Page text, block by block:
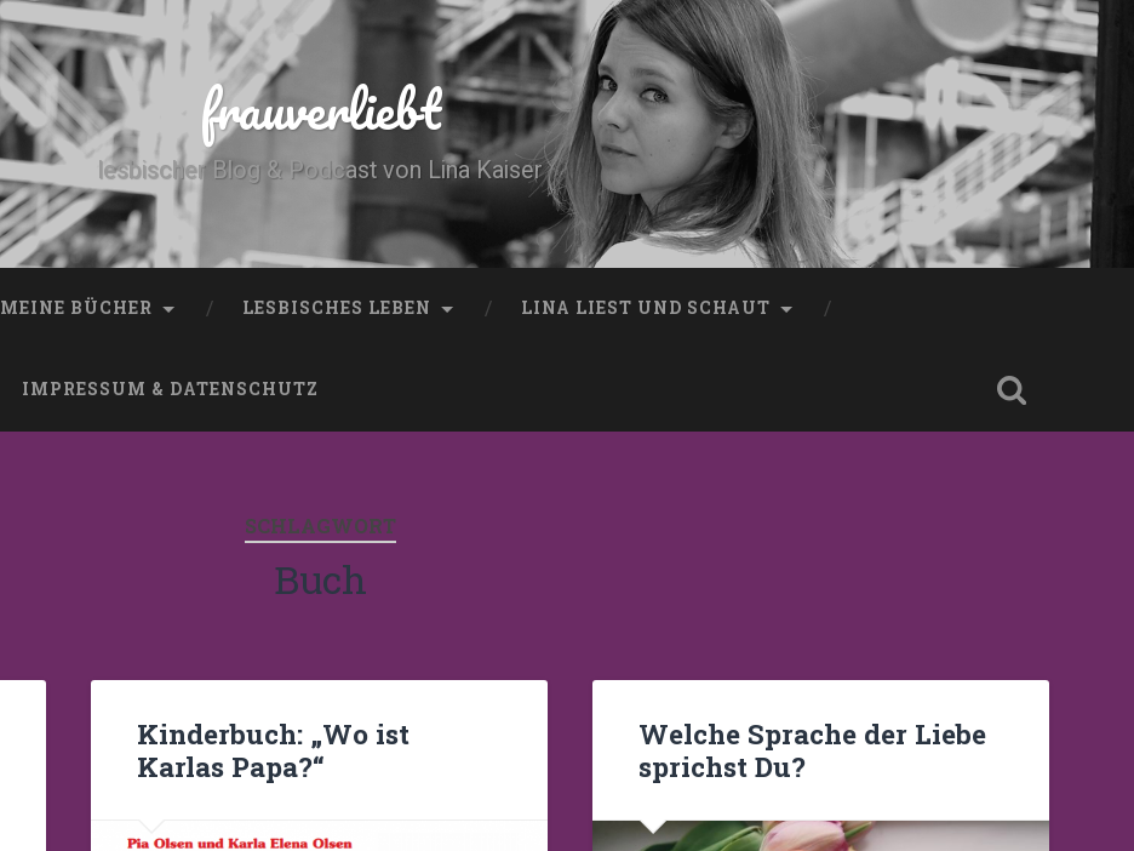
frauverliebt
lesbischer Blog & Podcast von Lina Kaiser
MEINE BÜCHER LESBISCHES LEBEN LINA LIEST UND SCHAUT
IMPRESSUM & DATENSCHUTZ
SCHLAGWORT
Buch
Kinderbuch: „Wo ist
Karlas Papa?“
Welche Sprache der Liebe
sprichst Du?